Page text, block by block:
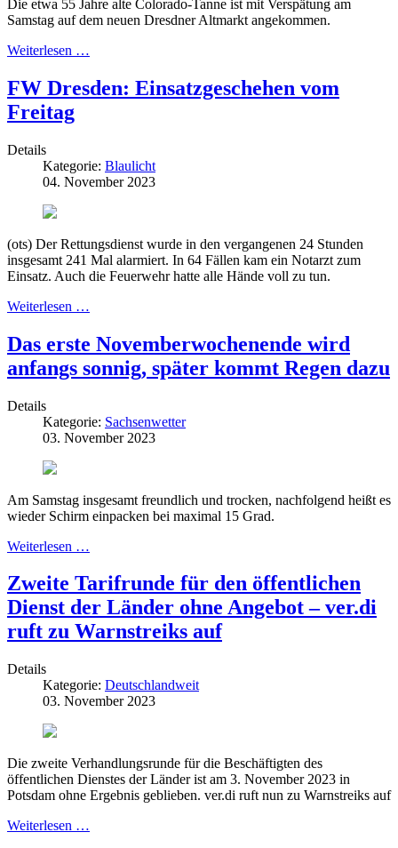
Die etwa 55 Jahre alte Colorado-Tanne ist mit Verspätung am
Samstag auf dem neuen Dresdner Altmarkt angekommen.
Weiterlesen …
FW Dresden: Einsatzgeschehen vom
Freitag
Details
Kategorie: Blaulicht
04. November 2023
(ots) Der Rettungsdienst wurde in den vergangenen 24 Stunden
insgesamt 241 Mal alarmiert. In 64 Fällen kam ein Notarzt zum
Einsatz. Auch die Feuerwehr hatte alle Hände voll zu tun.
Weiterlesen …
Das erste Novemberwochenende wird
anfangs sonnig, später kommt Regen dazu
Details
Kategorie: Sachsenwetter
03. November 2023
Am Samstag insgesamt freundlich und trocken, nachfolgend heißt es
wieder Schirm einpacken bei maximal 15 Grad.
Weiterlesen …
Zweite Tarifrunde für den öffentlichen
Dienst der Länder ohne Angebot – ver.di
ruft zu Warnstreiks auf
Details
Kategorie: Deutschlandweit
03. November 2023
Die zweite Verhandlungsrunde für die Beschäftigten des
öffentlichen Dienstes der Länder ist am 3. November 2023 in
Potsdam ohne Ergebnis geblieben. ver.di ruft nun zu Warnstreiks auf
Weiterlesen …